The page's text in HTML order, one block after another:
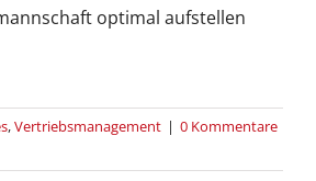
optimal aufstellen
,Vertriebsmanagement | 0 Kommentare